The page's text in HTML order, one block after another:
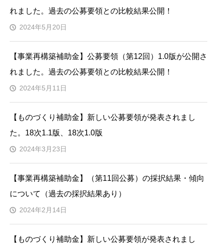
れました。過去の公募要領との比較結果公開！
2024年5月20日
【事業再構築補助金】公募要領（第12回）1.0版が公開さ
れました。過去の公募要領との比較結果公開！
2024年5月11日
【ものづくり補助金】新しい公募要領が発表されまし
た。18次1.1版、18次1.0版
2024年3月23日
【事業再構築補助金】（第11回公募）の採択結果・傾向
について（過去の採択結果あり）
2024年2月14日
【ものづくり補助金】新しい公募要領が発表されまし